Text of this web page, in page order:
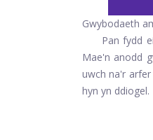
Gwybodaeth
Pan fydd
Mae'n anodd
uwch na'r
hyn yn ddiogel.